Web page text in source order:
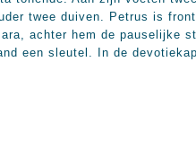
twee duiven. Petrus is
achter hem de pauselijke
een sleutel. In de